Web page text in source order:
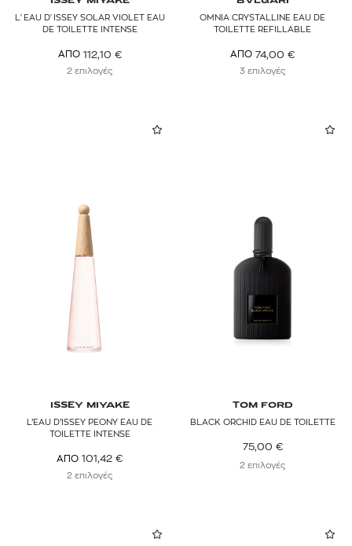
L'EAU D'ISSEY SOLAR VIOLET EAU
DE TOILETTE INTENSE
ΑΠΟ 112,10 €
2 επιλογές
OMNIA CRYSTALLINE EAU DE
TOILETTE REFILLABLE
ΑΠΟ 74,00 €
3 επιλογές
ISSEY MIYAKE
L’EAU D’ISSEY PEONY EAU DE
TOILETTE INTENSE
ΑΠΟ 101,42 €
2 επιλογές
TOM FORD
BLACK ORCHID EAU DE TOILETTE
75,00 €
2 επιλογές